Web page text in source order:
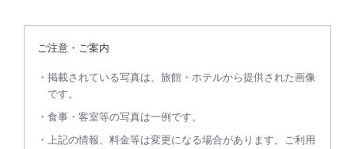
ご注意・ご案内
掲載されている写真は、旅館・ホテルから提供された画像
です。
食事・客室等の写真は一例です。
上記の情報、料金等は変更になる場合があります。ご利用